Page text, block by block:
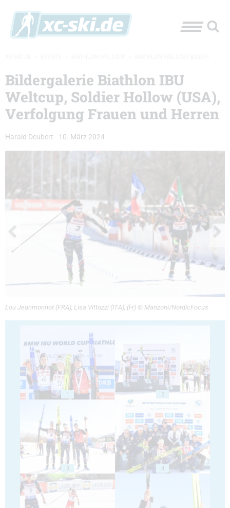
Bildergalerie Biathlon IBU
Weltcup, Soldier Hollow (USA),
Verfolgung Frauen und Herren
Harald Deubert - 10. März 2024
Lou Jeanmonnot (FRA), Lisa Vittozzi (ITA), (l-r) © Manzoni/NordicFocus
1 2
3 4